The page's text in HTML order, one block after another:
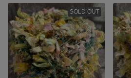
SOLD OUT